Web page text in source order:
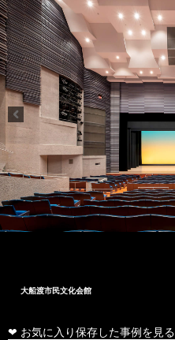
大船渡市民文化会館
❤ お気に入り保存した事例を見る